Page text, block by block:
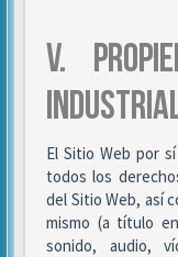
V.
El Sitio Web por
todos los
del Sitio Web, así
mismo (a título
sonido, audio,